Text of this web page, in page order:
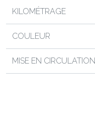
KILOMÉTRAGE
COULEUR
MISE EN CIRCULATION